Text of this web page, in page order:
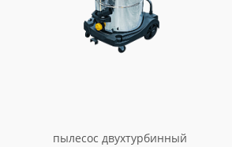
пылесос двухтурбинный